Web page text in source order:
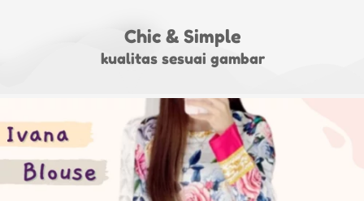
Chic & Simple
kualitas sesuai gambar